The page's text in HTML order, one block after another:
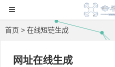
首页 > 在线短链生成
网址在线生成